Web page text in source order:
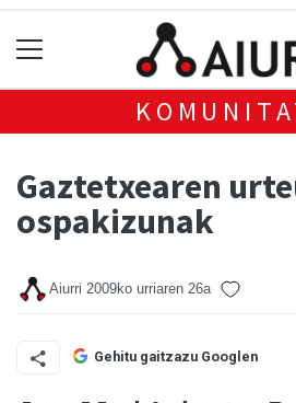
Gaztetxearen
ospakizunak
Aiurri 2009ko urriaren 26a
Gehitu gaitzazu Googlen